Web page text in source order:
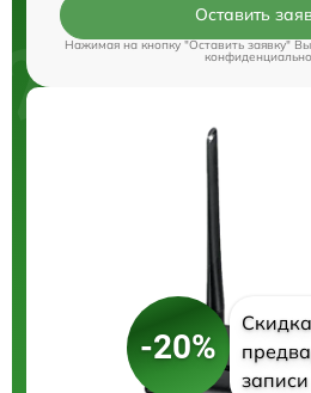
Оставить
Нажимая на кнопку "Оставить заявку"
-20%